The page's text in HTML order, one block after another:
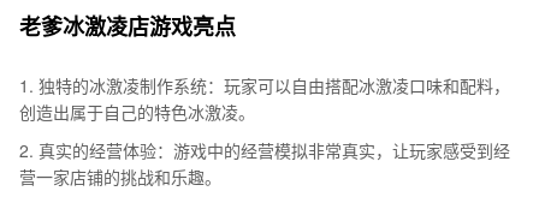
老爹冰激凌店游戏亮点
1. 独特的冰激凌制作系统：玩家可以自由搭配冰激凌口味和配料，
创造出属于自己的特色冰激凌。
2. 真实的经营体验：游戏中的经营模拟非常真实，让玩家感受到经
营一家店铺的挑战和乐趣。